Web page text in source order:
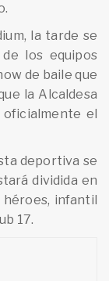
la tarde se
los equipos
de baile que
la Alcaldesa
oficialmente el
deportiva se
dividida en
héroes, infantil
17.